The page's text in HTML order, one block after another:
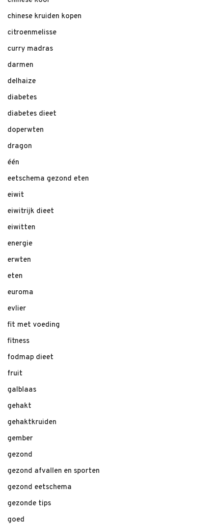
chinese kruiden kopen
citroenmelisse
curry madras
darmen
delhaize
diabetes
diabetes dieet
doperwten
dragon
één
eetschema gezond eten
eiwit
eiwitrijk dieet
eiwitten
energie
erwten
eten
euroma
evlier
fit met voeding
fitness
fodmap dieet
fruit
galblaas
gehakt
gehaktkruiden
gember
gezond
gezond afvallen en sporten
gezond eetschema
gezonde tips
goed